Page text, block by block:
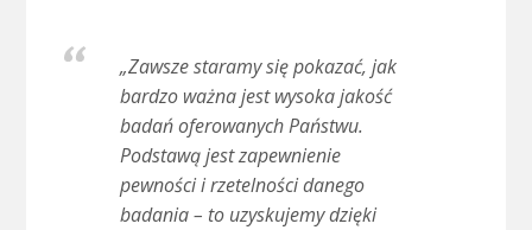
„Zawsze staramy się pokazać, jak
bardzo ważna jest wysoka jakość
badań oferowanych Państwu.
Podstawą jest zapewnienie
pewności i rzetelności danego
badania – to uzyskujemy dzięki